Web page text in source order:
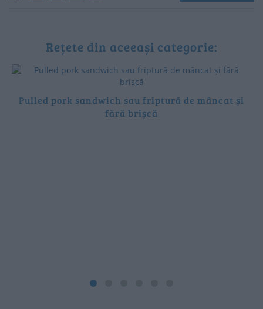
Rețete din aceeași categorie:
Pulled pork sandwich sau friptură de mâncat și
fără brișcă